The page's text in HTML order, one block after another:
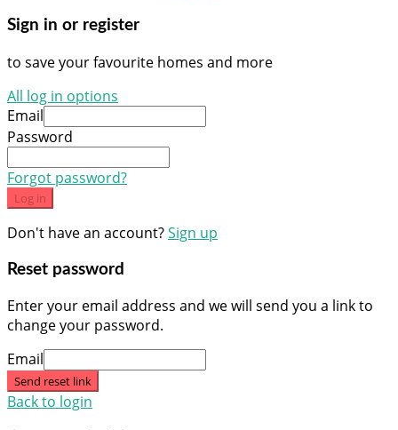
Sign in or register
to save your favourite homes and more
All log in options
Email
Password
Forgot password?
Log in
Don't have an account?Sign up
Reset password
Enter your email address and we will send you a link to
change your password.
Email
Send reset link
Back to login